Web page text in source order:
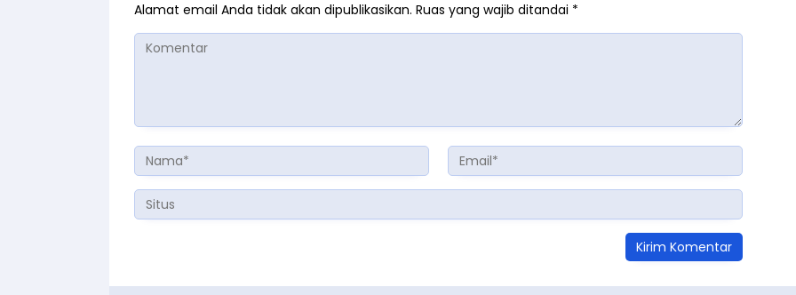
Alamat email Anda tidak akan dipublikasikan. Ruas yang wajib ditandai *